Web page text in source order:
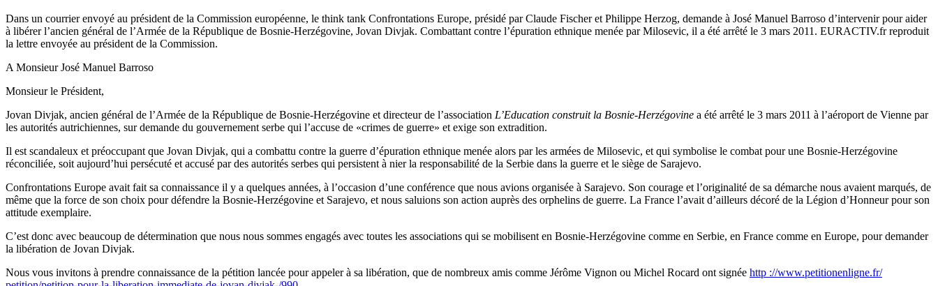
Dans un courrier envoyé au président de la Commission européenne, le think tank Confrontations Europe, présidé par Claude Fischer et Philippe Herzog, demande à José Manuel Barroso d’intervenir pour aider
à libérer l’ancien général de l’Armée de la République de Bosnie-Herzégovine, Jovan Divjak. Combattant contre l’épuration ethnique menée par Milosevic, il a été arrêté le 3 mars 2011. EURACTIV.fr reproduit
la lettre envoyée au président de la Commission.
A Monsieur José Manuel Barroso
Monsieur le Président,
Jovan Divjak, ancien général de l’Armée de la République de Bosnie-Herzégovine et directeur de l’association L’Education construit la Bosnie-Herzégovine a été arrêté le 3 mars 2011 à l’aéroport de Vienne par
les autorités autrichiennes, sur demande du gouvernement serbe qui l’accuse de «crimes de guerre» et exige son extradition.
Il est scandaleux et préoccupant que Jovan Divjak, qui a combattu contre la guerre d’épuration ethnique menée alors par les armées de Milosevic, et qui symbolise le combat pour une Bosnie-Herzégovine
réconciliée, soit aujourd’hui persécuté et accusé par des autorités serbes qui persistent à nier la responsabilité de la Serbie dans la guerre et le siège de Sarajevo.
Confrontations Europe avait fait sa connaissance il y a quelques années, à l’occasion d’une conférence que nous avions organisée à Sarajevo. Son courage et l’originalité de sa démarche nous avaient marqués, de
même que la force de son choix pour défendre la Bosnie-Herzégovine et Sarajevo, et nous saluions son action auprès des orphelins de guerre. La France l’avait d’ailleurs décoré de la Légion d’Honneur pour son
attitude exemplaire.
C’est donc avec beaucoup de détermination que nous nous sommes engagés avec toutes les associations qui se mobilisent en Bosnie-Herzégovine comme en Serbie, en France comme en Europe, pour demander
la libération de Jovan Divjak.
Nous vous invitons à prendre connaissance de la pétition lancée pour appeler à sa libération, que de nombreux amis comme Jérôme Vignon ou Michel Rocard ont signée http ://www.petitionenligne.fr/